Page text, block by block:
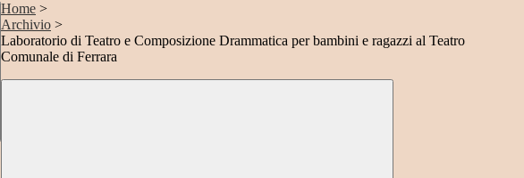
Home >
Archivio >
Laboratorio di Teatro e Composizione Drammatica per bambini e ragazzi al Teatro
Comunale di Ferrara